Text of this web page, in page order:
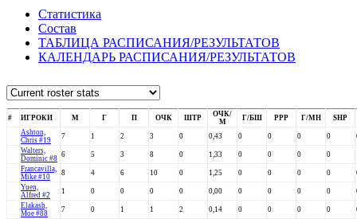
Статистика
Состав
ТАБЛИЦА РАСПИСАНИЯ/РЕЗУЛЬТАТОВ
КАЛЕНДАРЬ РАСПИСАНИЯ/РЕЗУЛЬТАТОВ
# ИГРОКИ М Г П ОЧК ШТР
ОЧК/
М
Г/БШ PPP Г/МН
SHP
Ashton,
Chris #19
7 1 2 3 0 0,43 0 0 0 0
Walters,
Dominic #8 6 5 3 8 0 1,33 0 0 0 0
Francavilla,
Mike #10
8 4 6 10 0 1,25 0 0 0 0
Yuen,
Alfred #2
1 0 0 0 0 0,00 0 0 0 0
Elakash,
Moe #88
7 0 1 1 2 0,14 0 0 0 0